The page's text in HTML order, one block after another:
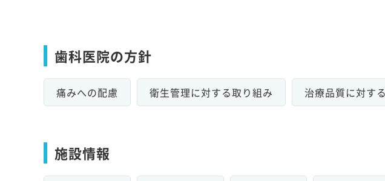
歯科医院の方針
痛みへの配慮 衛生管理に対する取り組み 治療品質に対す
施設情報